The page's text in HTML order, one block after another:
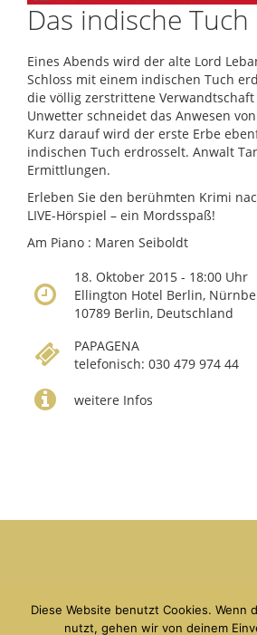
Das indische Tuch
Eines Abends wird der alte Lord
Schloss mit einem indischen Tuch
die völlig zerstrittene Verwandtschaft
Unwetter schneidet das Anwesen
Kurz darauf wird der erste Erbe
indischen Tuch erdrosselt. Anwalt
Ermittlungen.
Erleben Sie den berühmten Krimi
LIVE-Hörspiel – ein Mordsspaß!
Am Piano : Maren Seiboldt
18. Oktober 2015 - 18:00 Uhr
Ellington Hotel Berlin,
10789 Berlin, Deutschland
PAPAGENA
telefonisch: 030 479 974 44
weitere Infos
Kontakt|Linkliste|Impressum
Diese Website benutzt Cookies. Wenn
nutzt, gehen wir von deinem